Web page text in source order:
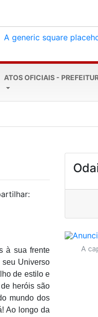
ATOS OFICIAIS -
à sua frente
seu Universo
de estilo e
heróis são
mundo dos
Ao longo da
A